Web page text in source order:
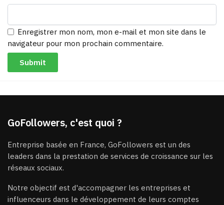
Enregistrer mon nom, mon e-mail et mon site dans le
navigateur pour mon prochain commentaire.
GoFollowers, c'est quoi ?
Entreprise basée en France, GoFollowers est un des
leaders dans la prestation de services de croissance sur les
réseaux sociaux.
Notre objectif est d'accompagner les entreprises et
influenceurs dans le développement de leurs comptes